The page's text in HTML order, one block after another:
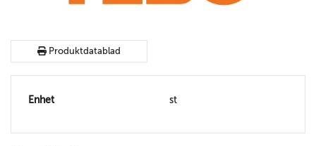
Produktdatablad
Enhet st